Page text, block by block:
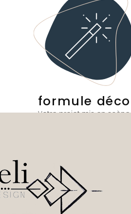
formule déco
Votre projet mis en scène